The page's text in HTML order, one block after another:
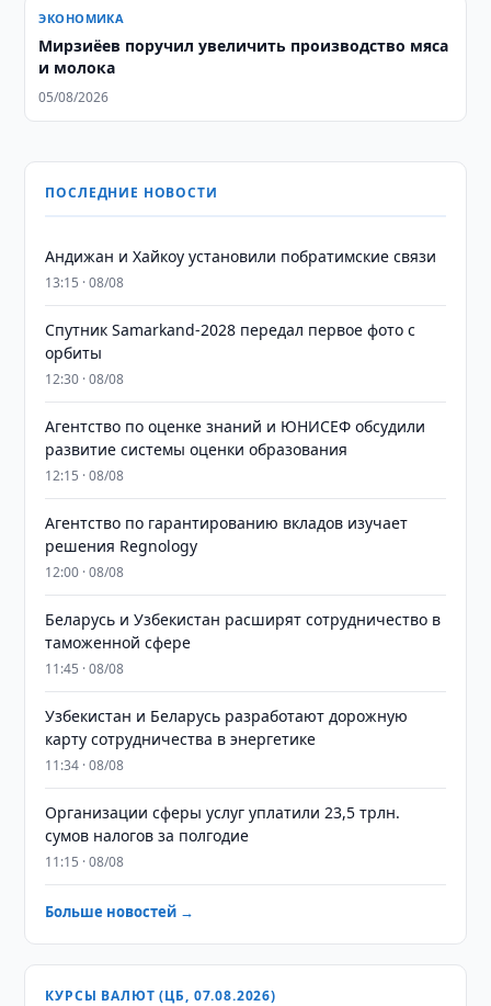
ЭКОНОМИКА
Мирзиёев поручил увеличить производство мяса
и молока
05/08/2026
ПОСЛЕДНИЕ НОВОСТИ
Андижан и Хайкоу установили побратимские связи
13:15 · 08/08
Спутник Samarkand-2028 передал первое фото с
орбиты
12:30 · 08/08
Агентство по оценке знаний и ЮНИСЕФ обсудили
развитие системы оценки образования
12:15 · 08/08
Агентство по гарантированию вкладов изучает
решения Regnology
12:00 · 08/08
Беларусь и Узбекистан расширят сотрудничество в
таможенной сфере
11:45 · 08/08
Узбекистан и Беларусь разработают дорожную
карту сотрудничества в энергетике
11:34 · 08/08
Организации сферы услуг уплатили 23,5 трлн.
сумов налогов за полгодие
11:15 · 08/08
Больше новостей →
КУРСЫ ВАЛЮТ (ЦБ, 07.08.2026)